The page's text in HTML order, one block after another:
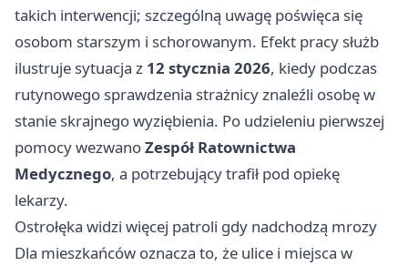
takich interwencji; szczególną uwagę poświęca się
osobom starszym i schorowanym. Efekt pracy służb
ilustruje sytuacja z 12 stycznia 2026, kiedy podczas
rutynowego sprawdzenia strażnicy znaleźli osobę w
stanie skrajnego wyziębienia. Po udzieleniu pierwszej
pomocy wezwanoZespół Ratownictwa
Medycznego, a potrzebujący trafił pod opiekę
lekarzy.
Ostrołęka widzi więcej patroli gdy nadchodzą mrozy
Dla mieszkańców oznacza to, że ulice i miejsca w